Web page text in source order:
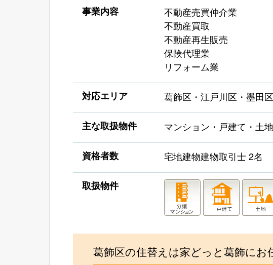
事業内容
不動産売買仲介業
不動産買取
不動産再生販売
保険代理業
リフォーム業
対応エリア 葛飾区・江戸川区・墨田
主な取扱物件 マンション・戸建て・土地
資格者数 宅地建物建物取引士 2名
取扱物件
葛飾区の住替えは家どっと葛飾にお